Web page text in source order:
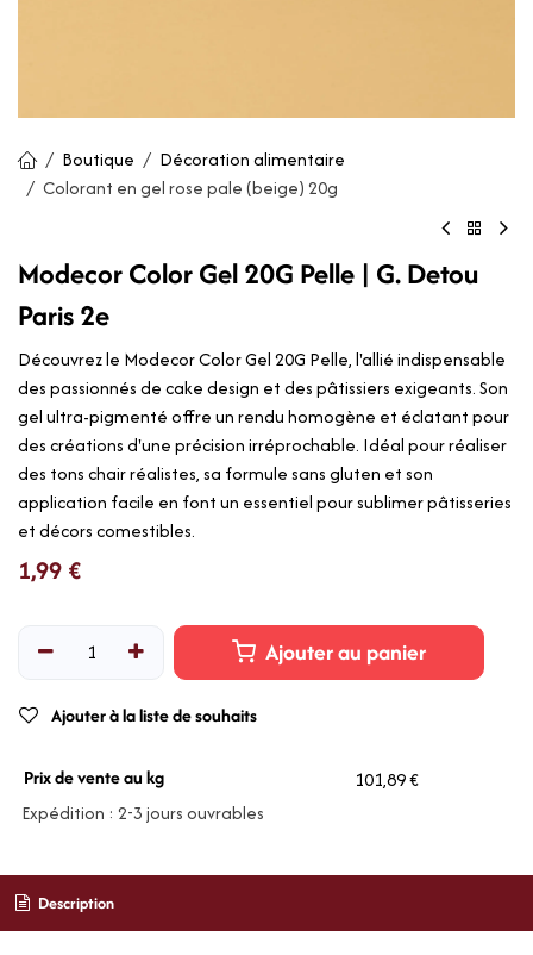
Boutique
Décoration alimentaire
Colorant en gel rose pale (beige) 20g
Modecor Color Gel 20G Pelle | G. Detou
Paris 2e
Découvrez le Modecor Color Gel 20G Pelle, l'allié indispensable
des passionnés de cake design et des pâtissiers exigeants. Son
gel ultra-pigmenté offre un rendu homogène et éclatant pour
des créations d'une précision irréprochable. Idéal pour réaliser
des tons chair réalistes, sa formule sans gluten et son
application facile en font un essentiel pour sublimer pâtisseries
et décors comestibles.
1,99 €
Ajouter au panier
Ajouter à la liste de souhaits
Prix de vente au kg
101,89 €
Expédition : 2-3 jours ouvrables
Description